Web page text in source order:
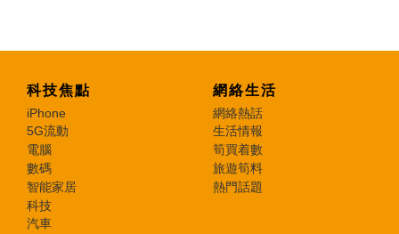
科技焦點
iPhone
5G流動
電腦
數碼
智能家居
科技
汽車
網絡生活
網絡熱話
生活情報
筍買着數
旅遊筍料
熱門話題